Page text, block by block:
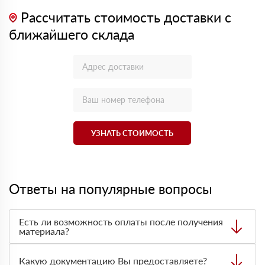
Рассчитать стоимость доставки с
ближайшего склада
УЗНАТЬ СТОИМОСТЬ
Ответы на популярные вопросы
Есть ли возможность оплаты после получения
материала?
оплата по факту получения товара. При этом, если
Какую документацию Вы предоставляете?